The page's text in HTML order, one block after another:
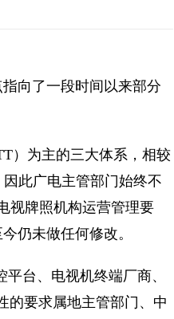
向了一段时间以来部分
）为主的三大体系，相较
此广电主管部门始终不
视牌照机构运营管理要
仍未做任何修改。
台、电视机终端厂商、
的要求属地主管部门、中